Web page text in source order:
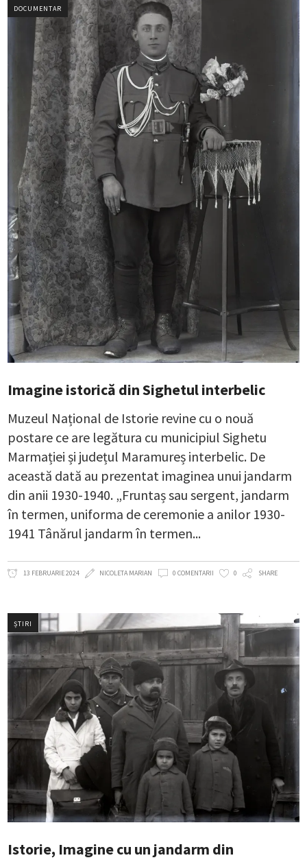
DOCUMENTAR
Imagine istorică din Sighetul interbelic
Muzeul Național de Istorie revine cu o nouă
postare ce are legătura cu municipiul Sighetu
Marmației și județul Maramureș interbelic. De
această dată au prezentat imaginea unui jandarm
din anii 1930-1940. „Fruntaș sau sergent, jandarm
în termen, uniforma de ceremonie a anilor 1930-
1941 Tânărul jandarm în termen
13 FEBRUARIE 2024 NICOLETA MARIAN 0 COMENTARII 0 SHARE
ȘTIRI
Istorie, Imagine cu un jandarm din